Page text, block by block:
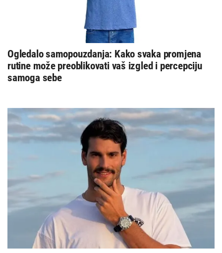
Ogledalo samopouzdanja: Kako svaka promjena
rutine može preoblikovati vaš izgled i percepciju
samoga sebe